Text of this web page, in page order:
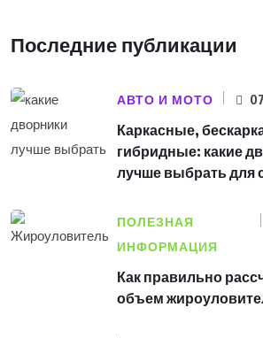
Последние публикации
АВТО И МОТО
Каркасные,
гибридные: какие
лучше выбрать для
ПОЛЕЗНАЯ
ИНФОРМАЦИЯ
Как правильно
объем